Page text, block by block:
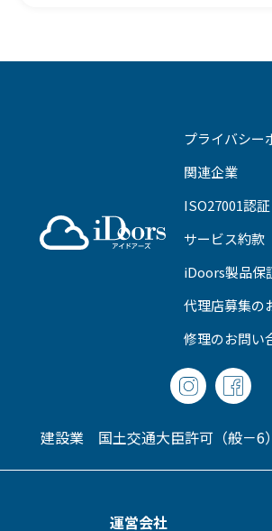
プライバシー
関連企業
ISO27001認証
サービス約款
iDoors製品保
代理店募集の
修理のお問い
建設業 国土交通大臣許可（般－
運営会社